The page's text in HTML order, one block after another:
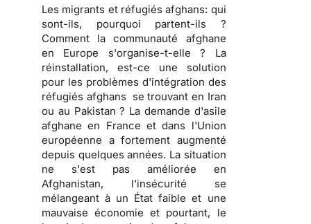
Les migrants et réfugiés afghans: qui
sont-ils, pourquoi partent-ils ?
Comment la communauté afghane
en Europe s'organise-t-elle ? La
réinstallation, est-ce une solution
pour les problèmes d'intégration des
réfugiés afghans se trouvant en Iran
ou au Pakistan ? La demande d'asile
afghane en France et dans l'Union
européenne a fortement augmenté
depuis quelques années. La situation
ne s'est pas améliorée en
Afghanistan, l'insécurité se
mélangeant à un État faible et une
mauvaise économie et pourtant, le